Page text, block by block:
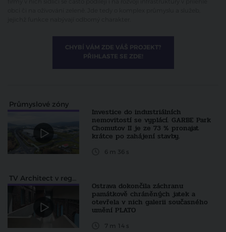
CHYBÍ VÁM ZDE VÁŠ PROJEKT?
PŘIHLASTE SE ZDE!
Průmyslové zóny
Investice do industriálních
nemovitostí se vyplácí. GARBE Park
Chomutov II je ze 73 % pronajat
krátce po zahájení stavby.
6 m 36 s
TV Architect v regionech
Ostrava dokončila záchranu
památkově chráněných jatek a
otevřela v nich galerii současného
umění PLATO
7 m 14 s